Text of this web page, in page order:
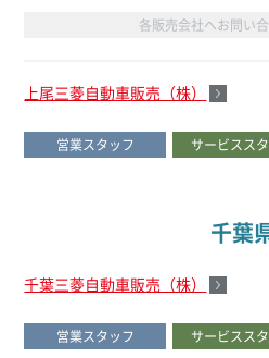
各販売会社へお問い
上尾三菱自動車販売（株）
営業スタッフ サービスス
千葉
千葉三菱自動車販売（株）
営業スタッフ サービスス